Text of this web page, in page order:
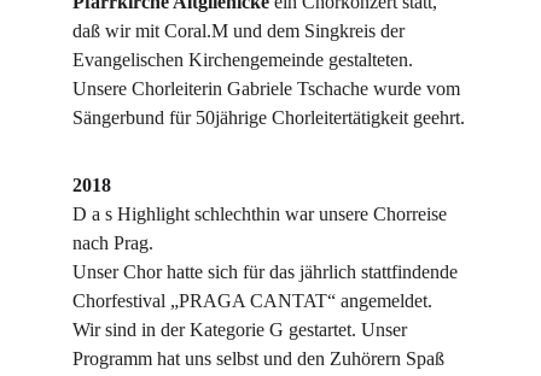
daß wir mit Coral.M und dem Singkreis der
Evangelischen Kirchengemeinde gestalteten.
Unsere Chorleiterin Gabriele Tschache wurde vom
Sängerbund für 50jährige Chorleitertätigkeit geehrt.
2018
D a s Highlight schlechthin war unsere Chorreise
nach Prag.
Unser Chor hatte sich für das jährlich stattfindende
Chorfestival „PRAGA CANTAT“ angemeldet.
Wir sind in der Kategorie G gestartet. Unser
Programm hat uns selbst und den Zuhörern Spaß